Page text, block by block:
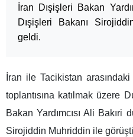
İran Dışişleri Bakan
Dışişleri Bakanı
geldi.
İran ile Tacikistan
toplantısına katılmak üzere
Bakan Yardımcısı Ali Bakıri
Sirojiddin Muhriddin ile